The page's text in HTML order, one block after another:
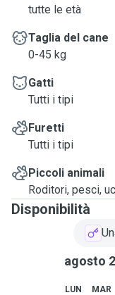
tutte le età
Taglia del cane
0-45 kg
Gatti
Tutti i tipi
Furetti
Tutti i tipi
Piccoli animali
Roditori, pesci,
Disponibilità
agosto
LUN MAR